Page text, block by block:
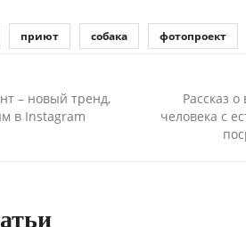
приют собака фотопроект
– новый тренд,
в Instagram
Рассказ
человека с